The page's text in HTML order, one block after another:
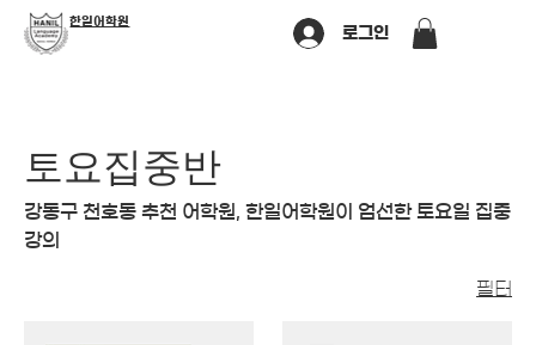
​한일어학원
로그인
토요집중반
강동구 천호동 추천 어학원, 한일어학원이 엄선한 토요일 집중
강의
필터